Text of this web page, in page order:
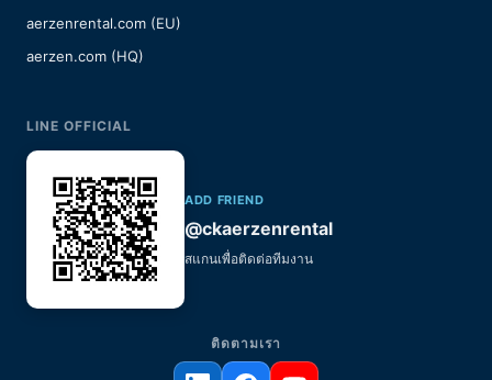
aerzenrental.com (EU)
aerzen.com (HQ)
LINE OFFICIAL
ADD FRIEND
@ckaerzenrental
สแกนเพื่อติดต่อทีมงาน
ติดตามเรา